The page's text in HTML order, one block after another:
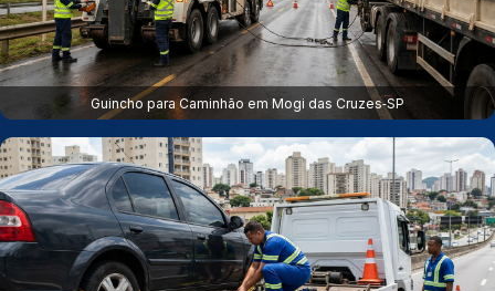
Guincho para Caminhão em Mogi das Cruzes‑SP